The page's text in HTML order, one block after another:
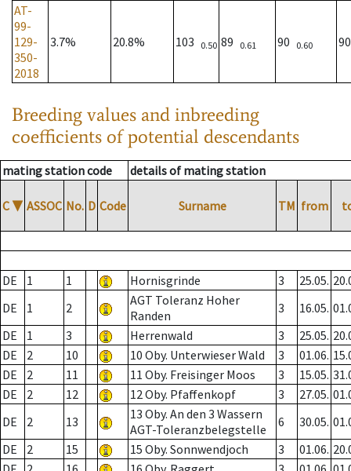
AT-
99-
129-
350-
2018
3.7% 20.8% 103 0.50 89 0.61 90 0.60
Breeding values and inbreeding
coefficients of potential descendants
mating station code details of mating station
C ▼ ASSOC No. D Code Surname TM from
DE 1 1 Hornisgrinde 3 25.05.
DE
1 2
AGT Toleranz Hoher
Randen
3 16.05.
DE
1 3 Herrenwald 3 25.05.
DE
2 10 10 Oby. Unterwieser Wald 3 01.06.
DE
2 11 11 Oby. Freisinger Moos 3 15.05.
DE
2 12 12 Oby. Pfaffenkopf 3 27.05.
DE
2 13
13 Oby. An den 3 Wassern
AGT-Toleranzbelegstelle
6 30.05.
DE
2 15 15 Oby. Sonnwendjoch 3 01.06.